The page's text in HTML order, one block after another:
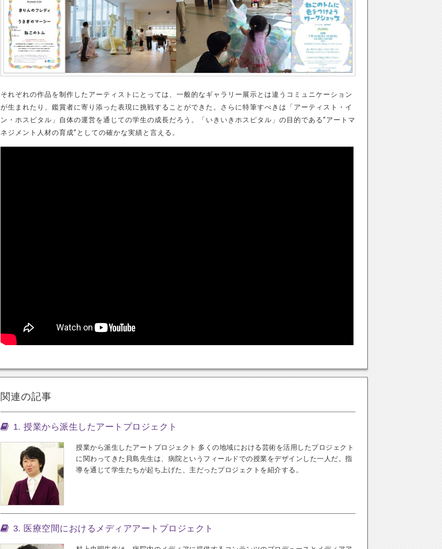
それぞれの作品を制作したアーティストにとっては、一般的なギャラリー展示とは違うコミュニケーション
が生まれたり、鑑賞者に寄り添った表現に挑戦することができた。さらに特筆すべきは「アーティスト・イ
ン・ホスピタル」自体の運営を通じての学生の成長だろう。「いきいきホスピタル」の目的である”アートマ
ネジメント人材の育成”としての確かな実績と言える。
関連の記事
1. 授業から派生したアートプロジェクト
授業から派生したアートプロジェクト 多くの地域における芸術を活用したプロジェクト
に関わってきた貝島先生は、病院というフィールドでの授業をデザインした一人だ。指
導を通じて学生たちが起ち上げた、主だったプロジェクトを紹介する。
3. 医療空間におけるメディアアートプロジェクト